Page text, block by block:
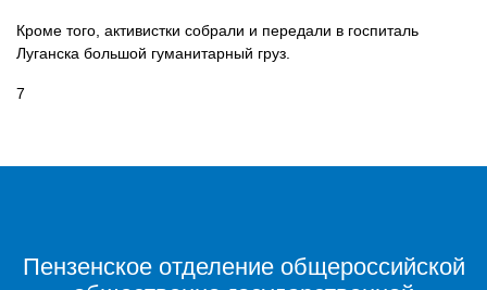
Кроме того, активистки собрали и передали в госпиталь
Луганска большой гуманитарный груз.
7
Пензенское отделение общероссийской